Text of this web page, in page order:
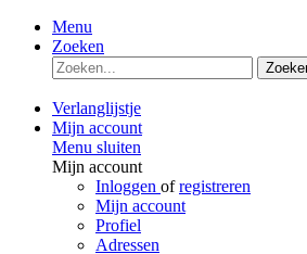
Menu
Zoeken
Verlanglijstje
Mijn account
Menu sluiten
Mijn account
Inloggen ofregistreren
Mijn account
Profiel
Adressen